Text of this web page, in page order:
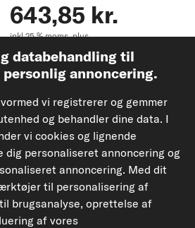
643,85 kr.
inkl 25 % moms,plus
Kan leveres straks
Læg i kurv
Tilføj til ønsker
databehandling til
annoncering.
vi registrerer og gemmer
og behandler dine data. I
vi cookies og lignende
personaliseret annoncering og
annoncering. Med dit
til personalisering af
brugsanalyse, oprettelse af
af vores